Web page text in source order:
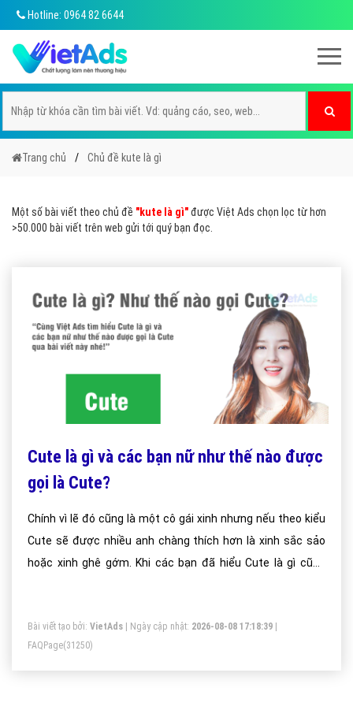
Hotline: 0964 82 6644
Trang chủ Chủ đề kute là gì
Một số bài viết theo chủ đề "kute là gì"được Việt Ads chọn lọc từ hơn
>50.000 bài viết trên web gửi tới quý bạn đọc.
Cute là gì và các bạn nữ như thế nào được
gọi là Cute?
Chính vì lẽ đó cũng là một cô gái xinh nhưng nếu theo kiểu
Cute sẽ được nhiều anh chàng thích hơn là xinh sắc sảo
hoặc xinh ghê gớm. Khi các bạn đã hiểu Cute là gì cũng
Bài viết tạo bởi: VietAds | Ngày cập nhật: 2026-08-08 17:18:39
FAQPage(31250)